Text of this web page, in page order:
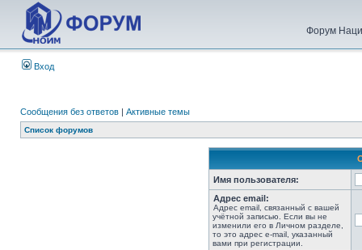
Форум
Вход
Сообщения без ответов | Активные темы
Список форумов
Имя пользователя:
Адрес email:
Адрес email, связанный с вашей
учётной записью. Если вы не
изменили его в Личном разделе,
то это адрес e-mail, указанный
вами при регистрации.